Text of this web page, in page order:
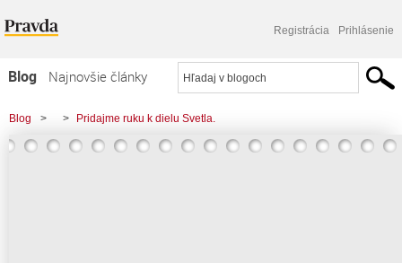
Registrácia Prihlásenie
Blog
Najnovšie články
Najčítanejšie články
Najkomentovanejšie články
Blog > > Pridajme ruku k dielu Svetla.